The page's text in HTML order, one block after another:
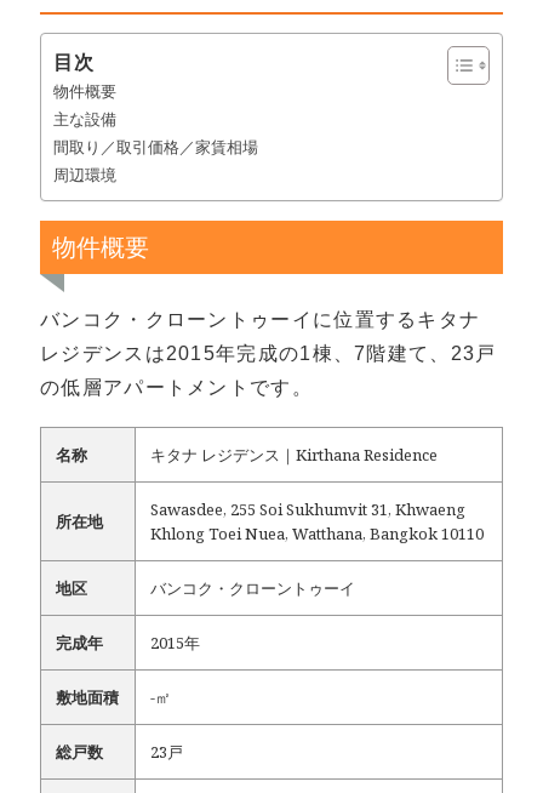
目次
物件概要
主な設備
間取り／取引価格／家賃相場
周辺環境
物件概要
バンコク・クローントゥーイに位置するキタナ
レジデンスは2015年完成の1棟、7階建て、23戸
の低層アパートメントです。
名称 キタナ レジデンス｜Kirthana Residence
所在地
Sawasdee, 255 Soi Sukhumvit 31, Khwaeng
Khlong Toei Nuea, Watthana, Bangkok 10110
地区 バンコク・クローントゥーイ
完成年 2015年
敷地面積 -㎡
総戸数 23戸